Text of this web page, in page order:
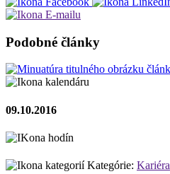
Podobné články
09.10.2016
Kategórie: Kariéra